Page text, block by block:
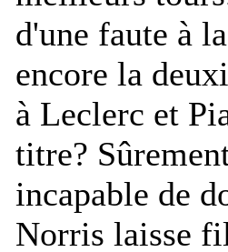
d'une faute à
encore la
à Leclerc et
titre?
incapable de
Norris laisse